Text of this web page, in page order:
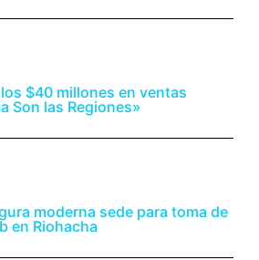
$40 millones en ventas
Son las Regiones»
moderna sede para toma de
en Riohacha